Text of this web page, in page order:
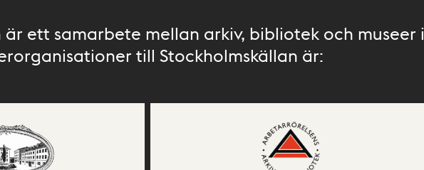
är ett samarbete mellan arkiv, bibliotek och museer i
till Stockholmskällan är: